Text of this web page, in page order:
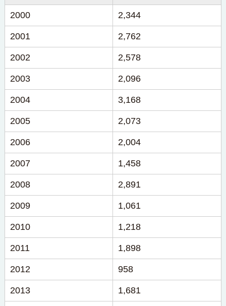
2000 2,344
2001 2,762
2002 2,578
2003 2,096
2004 3,168
2005 2,073
2006 2,004
2007 1,458
2008 2,891
2009 1,061
2010 1,218
2011 1,898
2012 958
2013 1,681